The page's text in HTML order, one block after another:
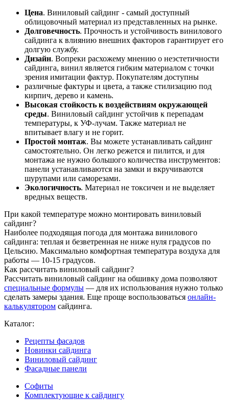
Цена. Виниловый сайдинг - самый доступный
облицовочный материал из представленных на рынке.
Долговечность. Прочность и устойчивость винилового
сайдинга к влиянию внешних факторов гарантирует его
долгую службу.
Дизайн. Вопреки расхожему мнению о неэстетичности
сайдинга, винил является гибким материалом с точки
зрения имитации фактур. Покупателям доступны
различные фактуры и цвета, а также стилизацию под
кирпич, дерево и камень.
Высокая стойкость к воздействиям окружающей
среды. Виниловый сайдинг устойчив к перепадам
температуры, к УФ-лучам. Также материал не
впитывает влагу и не горит.
Простой монтаж. Вы можете устанавливать сайдинг
самостоятельно. Он легко режется и пилится, и для
монтажа не нужно большого количества инструментов:
панели устанавливаются на замки и вкручиваются
шурупами или саморезами.
Экологичность. Материал не токсичен и не выделяет
вредных веществ.
При какой температуре можно монтировать виниловый
сайдинг?
Наиболее подходящая погода для монтажа винилового
сайдинга: теплая и безветренная не ниже нуля градусов по
Цельсию. Максимально комфортная температура воздуха для
работы — 10-15 градусов.
Как рассчитать виниловый сайдинг?
Рассчитать виниловый сайдинг на обшивку дома позволяют
специальные формулы — для их использования нужно только
сделать замеры здания. Еще проще воспользоваться онлайн-
калькулятором сайдинга.
Каталог:
Рецепты фасадов
Новинки сайдинга
Виниловый сайдинг
Фасадные панели
Софиты
Комплектующие к сайдингу